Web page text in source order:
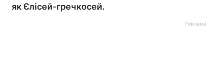
як Єлісей-гречкосей.
Реклама